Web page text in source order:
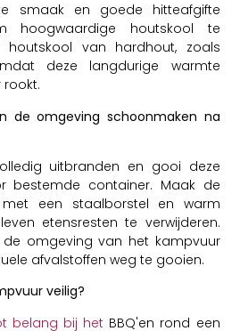
smaak en goede hitteafgifte
houtskool te
houtskool van hardhout, zoals
deze langdurige warmte
de omgeving schoonmaken na
uitbranden en gooi deze
bestemde container. Maak de
een staalborstel en warm
etensresten te verwijderen.
omgeving van het kampvuur
afvalstoffen weg te gooien.
veilig?
belang bij het BBQ'en rond een